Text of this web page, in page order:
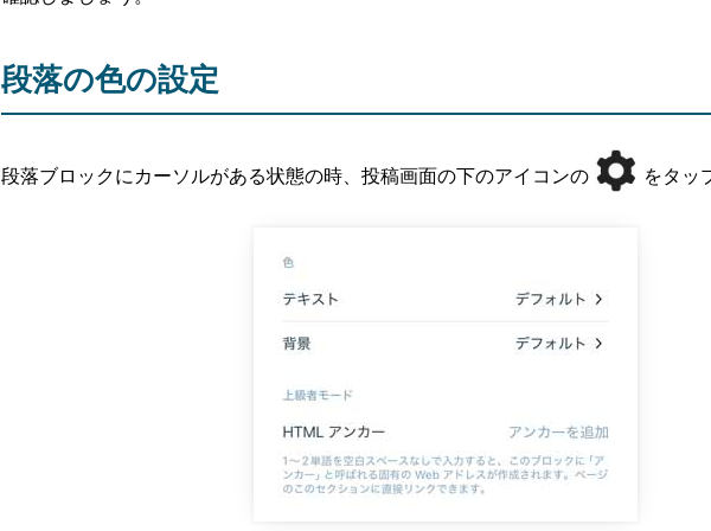
段落の色の設定
段落ブロックにカーソルがある状態の時、投稿画面の下のアイコンの をタッ